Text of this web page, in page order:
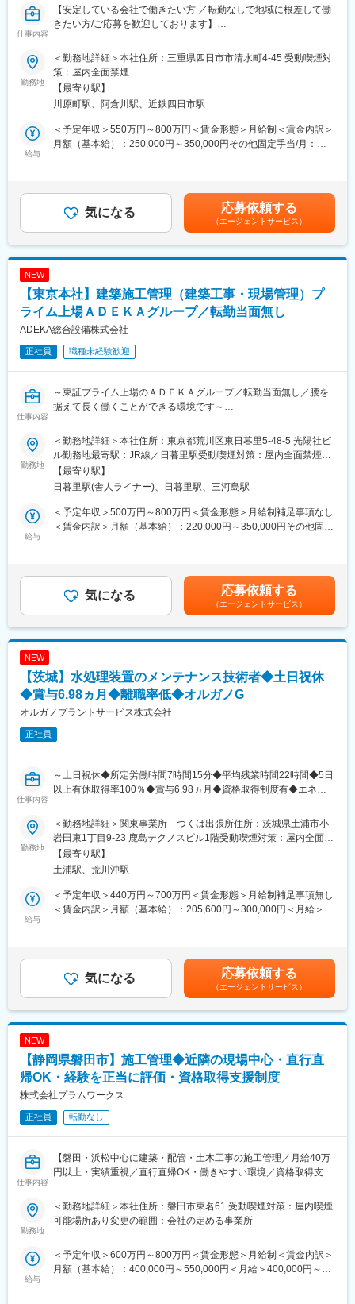
人の暮らしや産業化にとって必要不可欠な「水」。
大切な公共の水インフラである上下水道処理場の増設や修繕・改
■当社の魅力：
・労働環境改善への取り組み
各部門で残業時間の制限目標を設定しております。設定している
会議等で議題に出して、どうすれば少なくできるのか全社的に取
り組んでおります。
約7,8割が元請け案件です。設計～施工管理～保守サービスまで自
社で抱えることが多く、プロジェクトを一気通貫で円滑に、柔軟
に遂行することが可能です。「外注さんと意思の疎通が図れてい
なかった」「軽微な変更も時間がかかる」といった業界特有の問
仕事内容
【安定している会社で働きたい方 ／転勤なしで地域に根差して働
きたい方/ご応募を歓迎しております】
■業務内容：
プラントや大規模施設の建設・土木工事を手抱ける当社にて、設
計・施工管理業務を担当いただきます。
■職務内容：
安全かつ円滑に工事を進めるために、以下の業務を担当いただき
ます。
経験がない方も、先輩社員や上司に習いながら一つひとつの業務
や知識を身に着けることが出来ます。
また、現場は三重県北部がほとんどになります。そのため、出張
ます。
■当社について：
ラントにおける特殊清掃工事・土木建築工事・産業廃棄物処理な
に、顧客への価値提供を続けております。結果として引き合いが
多数あり、安定した経営基盤が確立されております。
勤務地
＜勤務地詳細＞本社住所：三重県四日市市清水町4-45 受動喫煙対
策：屋内全面禁煙
【最寄り駅】
川原町駅、阿倉川駅、近鉄四日市駅
給与
＜予定年収＞550万円～800万円＜賃金形態＞月給制＜賃金内訳＞
月額（基本給）：250,000円～350,000円その他固定手当/月：
月 / 12月▼残業手当▼役職手当賃金はあくまでも目安の金額で
あり、選考を通じて上下する可能性があります。月給(月額)は固定
手当を含めた表記です。
気になる 応募依頼する
（エージェントサービス）
NEW
【東京本社】建築施工管理（建築工事・現場管理）プ
ライム上場ＡＤＥＫＡグループ／転勤当面無し
ADEKA総合設備株式会社
正社員 職種未経験歓迎
仕事内容
～東証プライム上場のＡＤＥＫＡグループ／転勤当面無し／腰を
据えて長く働くことができる環境です～
■業務概要：
主に関東近郊の化学品、食品、化粧品プラントにて建築物の新
設、改修工事の現場管理業務をお任せいたします。
■業務詳細（主なスケジュール）：
◇社内業務
8：40 出勤 上長とその日の業務内容確認
12：00～13：00 昼休憩
13：00 業務再開
て））
朝礼、KYKミーティング（作業内容、危険予知活動の実施）
8：30 現場業務開始
13：00 作業再開
17：00 作業終了
■当社の魅力：
◇安定のADEKAグループ
親会社であるADEKA社は2017年に100周年を迎えた歴史と実績あ
界中で展開し革新的な技術で世界をリードすることで、持続可能
な社会と人々の豊かなくらしに貢献する企業を目指すことを
◇就業しやすい職場づくり、福利厚生
・独身者住宅手当/リフレッシュ休暇有※新卒採用者の定着率もほ
・育児休業/介護休業等を設け、安心して働ける環境を整えていま
社負担しています。
・全社的な月平均残業は約6.6時間、有給休暇の平均取得日数は約
12日。。
変更の範囲：本文参照
勤務地
＜勤務地詳細＞本社住所：東京都荒川区東日暮里5-48-5 光陽社ビ
ル勤務地最寄駅：JR線／日暮里駅受動喫煙対策：屋内全面禁煙変
更の範囲：本文参照
【最寄り駅】
日暮里駅(舎人ライナー)、日暮里駅、三河島駅
給与
＜予定年収＞500万円～800万円＜賃金形態＞月給制補足事項なし
＜賃金内訳＞月額（基本給）：220,000円～350,000円その他固定
昇給：年1回（4月）■賞与：年2回（6月、12月）■モデル年収20
代 約450万円30代 約530万円40代 約610万円※管理職を含ま
ず。残業代、通勤手当、資格手当等を除く。賃金はあくまでも目
安の金額であり、選考を通じて上下する可能性があります。月給
(月額)は固定手当を含めた表記です。
気になる 応募依頼する
（エージェントサービス）
NEW
【茨城】水処理装置のメンテナンス技術者◆土日祝休
◆賞与6.98ヵ月◆離職率低◆オルガノG
オルガノプラントサービス株式会社
正社員
仕事内容
～土日祝休◆所定労働時間7時間15分◆平均残業時間22時間◆5日
以上有休取得率100％◆賞与6.98ヵ月◆資格取得制度有◆エネル
■業務内容
水処理施設（上水道施設及び下水道施設等）のメンテナンス、工
事案件における施工管理業務を担当して頂きます。
以下詳細
・既納装置のメンテナンス、処理水質向上、効率化の企画提案
・見積作成
しており、オルガノグループ各社と協力して業務を進めていきま
す。
とお考えの方、ぜひご検討下さい。
・所定労働時間：7時間15分
・全社平均残業時間：22時間
クス等半導体・液晶などの電子産業や、食品、薬品産業と業界は
多岐に渡ります。そのため需要も幅広く事業として安定しており
■入社後
頼らず技術を学ぶ環境がございます。公的資格取得支援制度によ
り資格が取得できます。技術士、1,2級施工管理技士各種、電気主
勤務地
＜勤務地詳細＞関東事業所 つくば出張所住所：茨城県土浦市小
岩田東1丁目9-23 鹿島テクノスビル1階受動喫煙対策：屋内全面禁
煙変更の範囲：会社の定める事業所
【最寄り駅】
土浦駅、荒川沖駅
給与
＜予定年収＞440万円～700万円＜賃金形態＞月給制補足事項無し
＜賃金内訳＞月額（基本給）：205,600円～300,000円＜月給＞
する可能性があります。月給(月額)は固定手当を含めた表記です。
気になる 応募依頼する
（エージェントサービス）
NEW
【静岡県磐田市】施工管理◆近隣の現場中心・直行直
帰OK・経験を正当に評価・資格取得支援制度
株式会社プラムワークス
正社員 転勤なし
仕事内容
【磐田・浜松中心に建築・配管・土木工事の施工管理／月給40万
円以上・実績重視／直行直帰OK・働きやすい環境／資格取得支援
■業務概要
での現場経験を活かし、現場主導でスムーズな工事進行をリード
していただきます。直行直帰や近隣での業務が基本で、移動時間
勤務地
＜勤務地詳細＞本社住所：磐田市東名61 受動喫煙対策：屋内喫煙
可能場所あり変更の範囲：会社の定める事業所
給与
＜予定年収＞600万円～800万円＜賃金形態＞月給制＜賃金内訳＞
月額（基本給）：400,000円～550,000円＜月給＞400,000円～